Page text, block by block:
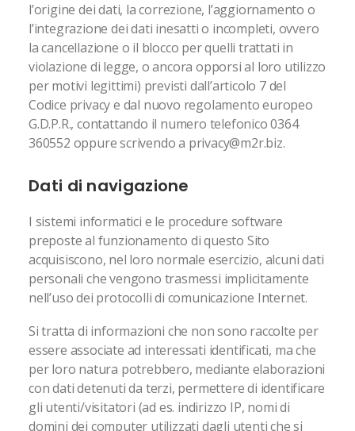
l’origine dei dati, la correzione, l’aggiornamento o
l’integrazione dei dati inesatti o incompleti, ovvero
la cancellazione o il blocco per quelli trattati in
violazione di legge, o ancora opporsi al loro utilizzo
per motivi legittimi) previsti dall’articolo 7 del
Codice privacy e dal nuovo regolamento europeo
G.D.P.R., contattando il numero telefonico 0364
360552 oppure scrivendo a privacy@m2r.biz.
Dati di navigazione
I sistemi informatici e le procedure software
preposte al funzionamento di questo Sito
acquisiscono, nel loro normale esercizio, alcuni dati
personali che vengono trasmessi implicitamente
nell’uso dei protocolli di comunicazione Internet.
Si tratta di informazioni che non sono raccolte per
essere associate ad interessati identificati, ma che
per loro natura potrebbero, mediante elaborazioni
con dati detenuti da terzi, permettere di identificare
gli utenti/visitatori (ad es. indirizzo IP, nomi di
domini dei computer utilizzati dagli utenti che si